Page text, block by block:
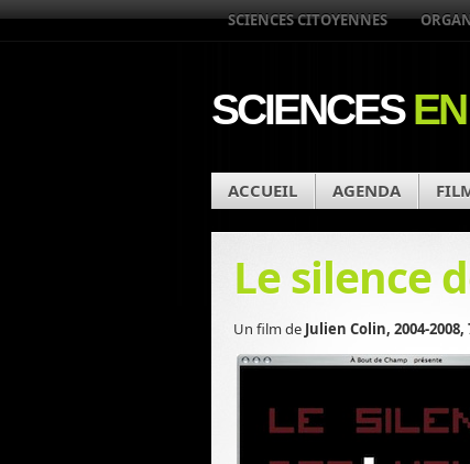
SCIENCES CITOYENNES
SCIENCESEN
ACCUEIL AGENDA
Le silence
Un film de Julien Colin, 2004-2008,